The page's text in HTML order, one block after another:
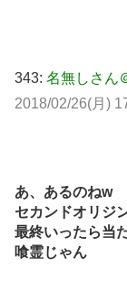
343: 名無しさん
2018/02/26(月)
あ、あるのねw
セカンドオリジ
最終いったら当
喰霊じゃん